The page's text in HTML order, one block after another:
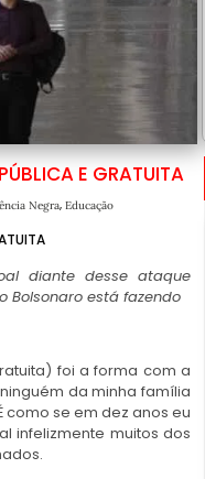
E GRATUITA
Negra, Educação
diante desse ataque
Bolsonaro está fazendo
foi a forma com a
da minha família
como se em dez anos eu
infelizmente muitos dos